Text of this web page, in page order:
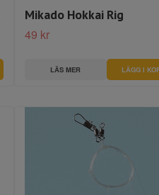
Mikado Hokkai Rig
49 kr
LÄS MER LÄGG I